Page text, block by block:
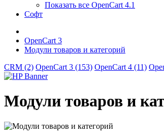
Показать все OpenCart 4.1
Софт
OpenCart 3
Модули товаров и категорий
CRM (2) OpenCart 3 (153) OpenCart 4 (11)
Модули товаров и